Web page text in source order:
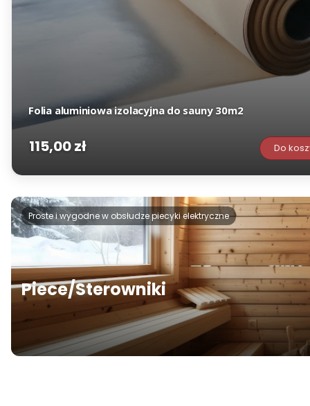
Folia aluminiowa izolacyjna do sauny 30m2
Cena
115,00 zł Do
Piece/Sterowniki
Proste i wygodne w obsłudze piecyki elektryczne